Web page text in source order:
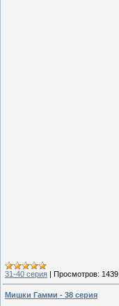
31-40 серия | Просмотров: 1439
Мишки Гамми - 38 серия